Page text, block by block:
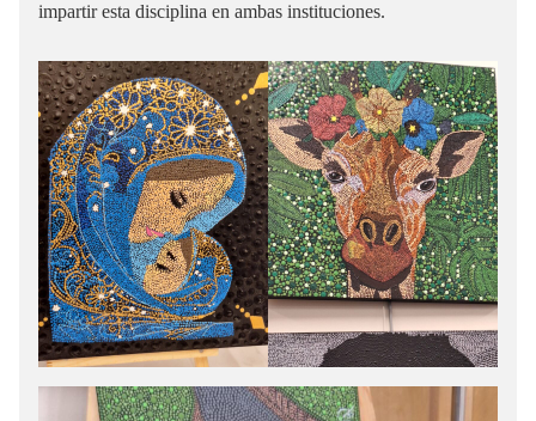
impartir esta disciplina en ambas instituciones.